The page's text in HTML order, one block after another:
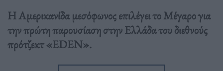
Η Αμερικανίδα μεσόφωνος επιλέγει το Μέγαρο για
την πρώτη παρουσίαση στην Ελλάδα του διεθνούς
πρότζεκτ «EDEN».